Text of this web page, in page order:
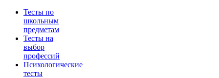
Тесты по
школьным
предметам
Тесты на
выбор
профессий
Психологические
тесты